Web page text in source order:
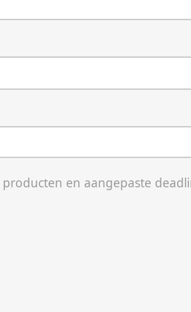
en aangepaste